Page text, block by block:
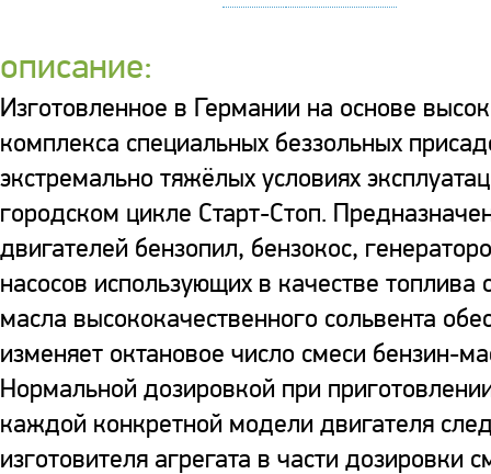
описание:
Изготовленное в Германии на основе
комплекса специальных беззольных
экстремально тяжёлых условиях
городском цикле Старт-Стоп.
двигателей бензопил, бензокос,
насосов использующих в качестве
масла высококачественного сольвента
изменяет октановое число смеси бензин-
Нормальной дозировкой при
каждой конкретной модели двигателя
изготовителя агрегата в части